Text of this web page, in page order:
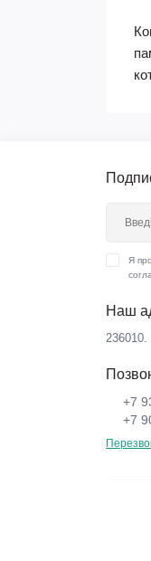
Я
Наш
+7
+7